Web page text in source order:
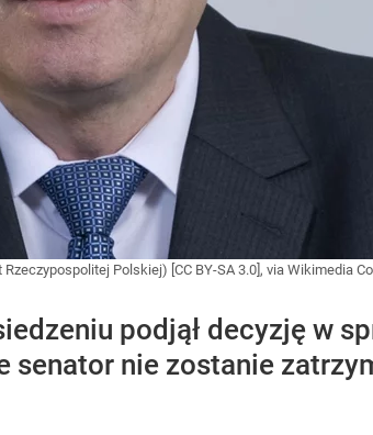
Polskiej) [CC BY-SA 3.0], via Wikimedia
podjął decyzję w
senator nie zostanie